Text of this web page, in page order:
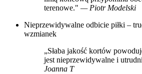
terenowe." — Piotr Modelski
Nieprzewidywalne odbicie piłki –
wzmianek
„Słaba jakość kortów
jest nieprzewidywalne i
Joanna T